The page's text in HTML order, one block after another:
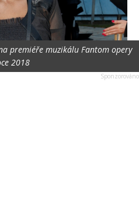
premiéře muzikálu Fantom opery
2018